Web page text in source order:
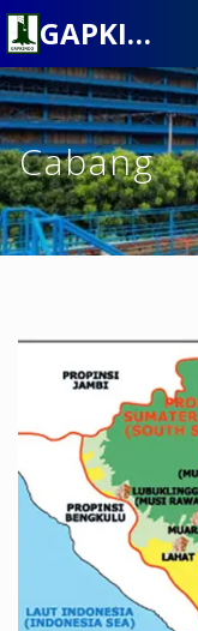
GAPKINDO
Cabang